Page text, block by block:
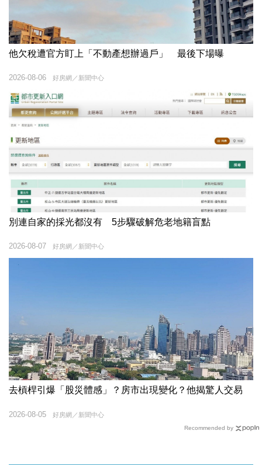
他欠稅遭官方盯上「不動產想辦過戶」 最後下場曝
好房網／新聞中心
2026-08-06
別連自家的採光都沒有 5步驟破解危老地籍盲點
好房網／新聞中心
2026-08-07
去槓桿引爆「股災體感」？房市出現變化？他揭驚人交易
好房網／新聞中心
2026-08-05
Recommended by